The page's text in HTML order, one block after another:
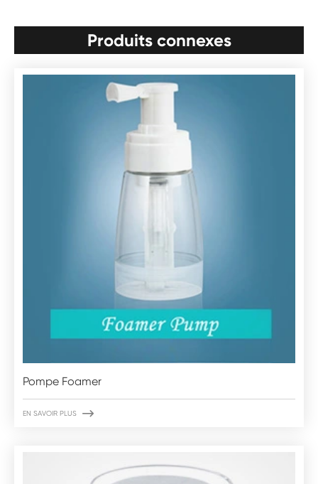
Produits connexes
Pompe Foamer
EN SAVOIR PLUS 